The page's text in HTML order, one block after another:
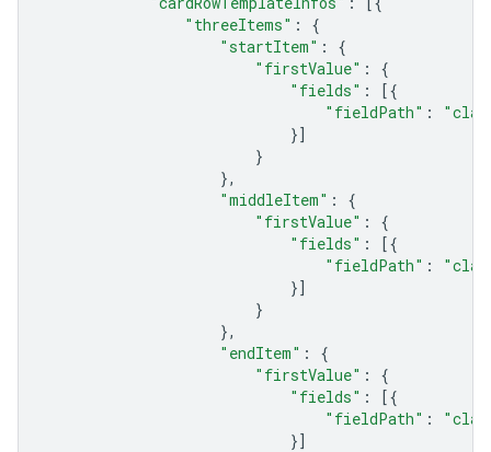
"threeItems" :
{
"startItem" :
{
"firstValue" :
{
"fields" :
[{
"fieldPath" :
}]
}
},
"middleItem" :
{
"firstValue" :
{
"fields" :
[{
"fieldPath" :
}]
}
},
"endItem" :
{
"firstValue" :
{
"fields" :
[{
"fieldPath" :
}]